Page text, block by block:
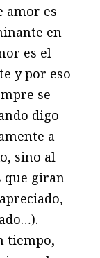
amor es
en
es el
y por eso
se
digo
a
sino al
que giran
tiempo,